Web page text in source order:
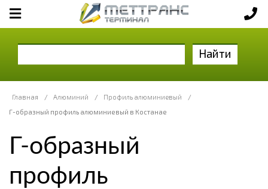
Найти
Главная / Алюминий / Профиль алюминиевый
/
Г-образный профиль алюминиевый в Костанае
Г-образный
профиль